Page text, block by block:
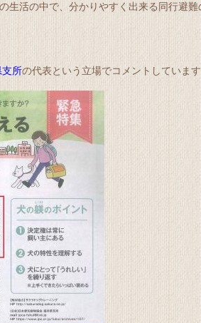
生活の中で、分かりやすく出来る同行避
支所の代表という立場でコメントしています